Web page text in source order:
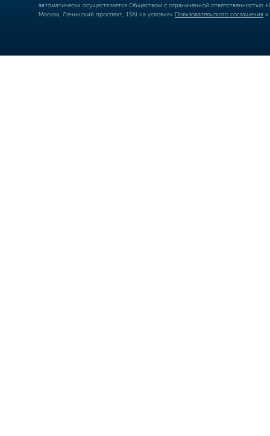
автоматически осуществляется Обществом с ограниченной
Москва, Ленинский проспект, 15А) на условиях Пользовательского соглашения и